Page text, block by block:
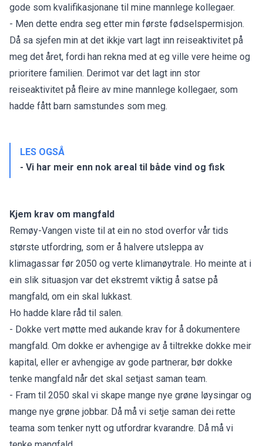
gode som kvalifikasjonane til mine mannlege kollegaer.
- Men dette endra seg etter min første fødselspermisjon.
Då sa sjefen min at det ikkje vart lagt inn reiseaktivitet på
meg det året, fordi han rekna med at eg ville vere heime og
prioritere familien. Derimot var det lagt inn stor
reiseaktivitet på fleire av mine mannlege kollegaer, som
hadde fått barn samstundes som meg.
LES OGSÅ
- Vi har meir enn nok areal til både vind og fisk
Kjem krav om mangfald
Remøy-Vangen viste til at ein no stod overfor vår tids
største utfordring, som er å halvere utsleppa av
klimagassar før 2050 og verte klimanøytrale. Ho meinte at i
ein slik situasjon var det ekstremt viktig å satse på
mangfald, om ein skal lukkast.
Ho hadde klare råd til salen.
- Dokke vert møtte med aukande krav for å dokumentere
mangfald. Om dokke er avhengige av å tiltrekke dokke meir
kapital, eller er avhengige av gode partnerar, bør dokke
tenke mangfald når det skal setjast saman team.
- Fram til 2050 skal vi skape mange nye grøne løysingar og
mange nye grøne jobbar. Då må vi setje saman dei rette
teama som tenker nytt og utfordrar kvarandre. Då må vi